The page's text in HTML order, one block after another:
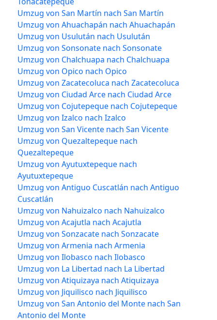
Umzug von San Martín nach San Martín
Umzug von Ahuachapán nach Ahuachapán
Umzug von Usulután nach Usulután
Umzug von Sonsonate nach Sonsonate
Umzug von Chalchuapa nach Chalchuapa
Umzug von Opico nach Opico
Umzug von Zacatecoluca nach Zacatecoluca
Umzug von Ciudad Arce nach Ciudad Arce
Umzug von Cojutepeque nach Cojutepeque
Umzug von Izalco nach Izalco
Umzug von San Vicente nach San Vicente
Umzug von Quezaltepeque nach
Quezaltepeque
Umzug von Ayutuxtepeque nach
Ayutuxtepeque
Umzug von Antiguo Cuscatlán nach Antiguo
Cuscatlán
Umzug von Nahuizalco nach Nahuizalco
Umzug von Acajutla nach Acajutla
Umzug von Sonzacate nach Sonzacate
Umzug von Armenia nach Armenia
Umzug von Ilobasco nach Ilobasco
Umzug von La Libertad nach La Libertad
Umzug von Atiquizaya nach Atiquizaya
Umzug von Jiquilisco nach Jiquilisco
Umzug von San Antonio del Monte nach San
Antonio del Monte